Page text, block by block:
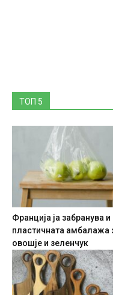
ТОП 5
Франција ја забранува и
пластичната амбалажа
овошје и зеленчук